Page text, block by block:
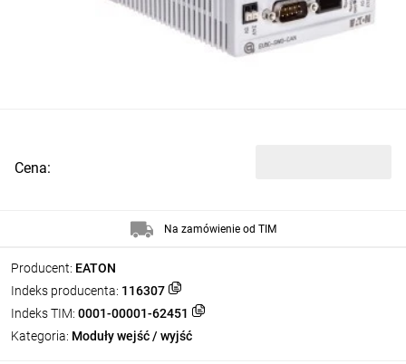
Producent: EATON
Indeks producenta: 116307
Indeks TIM: 0001-00001-62451
Kategoria: Moduły wejść / wyjść
Cena:
Na zamówienie od TIM